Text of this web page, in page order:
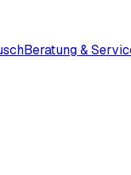
Beratung &